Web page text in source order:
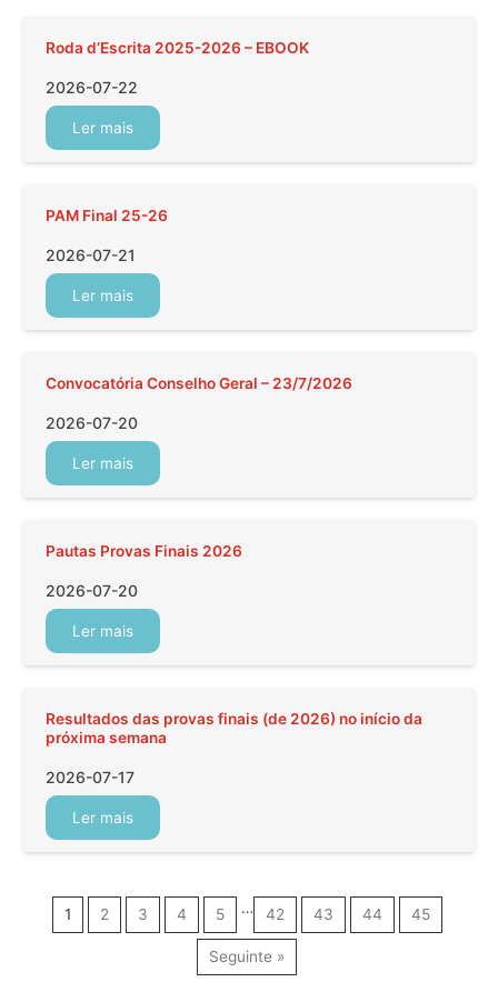
Roda d’Escrita 2025-2026 – EBOOK
2026-07-22
Ler mais
PAM Final 25-26
2026-07-21
Ler mais
Convocatória Conselho Geral – 23/7/2026
2026-07-20
Ler mais
Pautas Provas Finais 2026
2026-07-20
Ler mais
Resultados das provas finais (de 2026) no início da
próxima semana
2026-07-17
Ler mais
1 2 3 4 5 … 42 43 44 45
Seguinte »